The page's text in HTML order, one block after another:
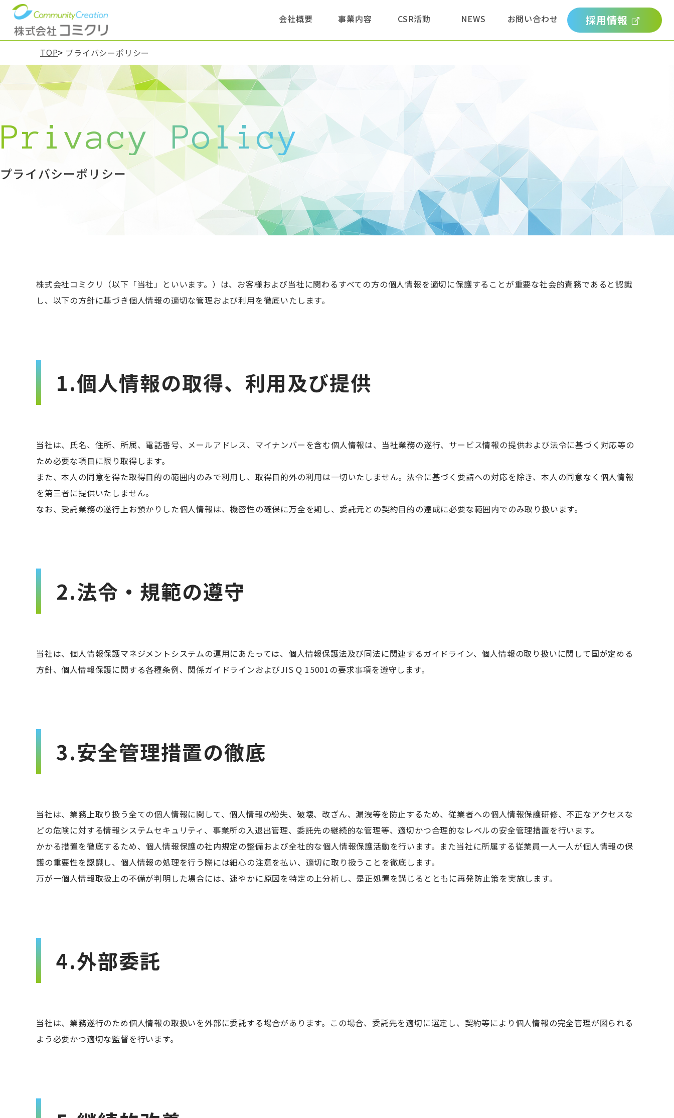
会社概要
事業内容 CSR活動 NEWS お問い合わせ 採用情報
TOP プライバシーポリシー
Privacy Policy
プライバシーポリシー
株式会社コミクリ（以下「当社」といいます。）は、お客様および当社に関わるすべての方の個人情報を適切に保護することが重要な社会的責務であると認識
し、以下の方針に基づき個人情報の適切な管理および利用を徹底いたします。
1.個人情報の取得、利用及び提供
当社は、氏名、住所、所属、電話番号、メールアドレス、マイナンバーを含む個人情報は、当社業務の遂行、サービス情報の提供および法令に基づく対応等の
ため必要な項目に限り取得します。
また、本人の同意を得た取得目的の範囲内のみで利用し、取得目的外の利用は一切いたしません。法令に基づく要請への対応を除き、本人の同意なく個人情報
を第三者に提供いたしません。
なお、受託業務の遂行上お預かりした個人情報は、機密性の確保に万全を期し、委託元との契約目的の達成に必要な範囲内でのみ取り扱います。
2.法令・規範の遵守
当社は、個人情報保護マネジメントシステムの運用にあたっては、個人情報保護法及び同法に関連するガイドライン、個人情報の取り扱いに関して国が定める
方針、個人情報保護に関する各種条例、関係ガイドラインおよびJIS Q 15001の要求事項を遵守します。
3.安全管理措置の徹底
当社は、業務上取り扱う全ての個人情報に関して、個人情報の紛失、破壊、改ざん、漏洩等を防止するため、従業者への個人情報保護研修、不正なアクセスな
どの危険に対する情報システムセキュリティ、事業所の入退出管理、委託先の継続的な管理等、適切かつ合理的なレベルの安全管理措置を行います。
かかる措置を徹底するため、個人情報保護の社内規定の整備および全社的な個人情報保護活動を行います。また当社に所属する従業員一人一人が個人情報の保
護の重要性を認識し、個人情報の処理を行う際には細心の注意を払い、適切に取り扱うことを徹底します。
万が一個人情報取扱上の不備が判明した場合には、速やかに原因を特定の上分析し、是正処置を講じるとともに再発防止策を実施します。
4.外部委託
当社は、業務遂行のため個人情報の取扱いを外部に委託する場合があります。この場合、委託先を適切に選定し、契約等により個人情報の完全管理が図られる
よう必要かつ適切な監督を行います。